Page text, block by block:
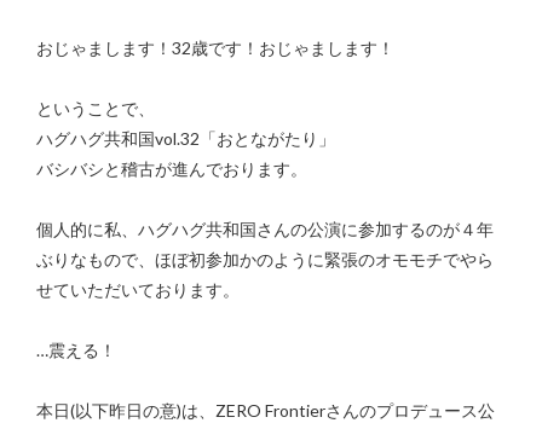
おじゃまします！32歳です！おじゃまします！
ということで、
ハグハグ共和国vol.32「おとながたり」
バシバシと稽古が進んでおります。
個人的に私、ハグハグ共和国さんの公演に参加するのが４年
ぶりなもので、ほぼ初参加かのように緊張のオモモチでやら
せていただいております。
…震える！
本日(以下昨日の意)は、ZERO Frontierさんのプロデュース公